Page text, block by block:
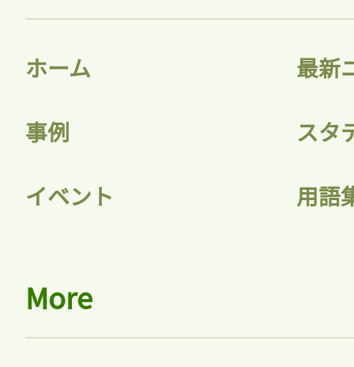
ホーム 最新
事例 スタ
イベント 用語
More